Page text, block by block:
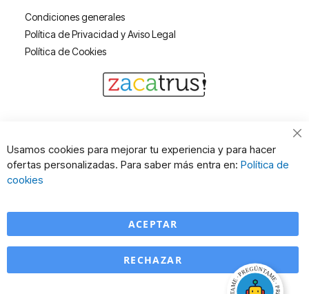
Condiciones generales
Política de Privacidad y Aviso Legal
Política de Cookies
Usamos cookies para mejorar tu experiencia y para hacer
ofertas personalizadas. Para saber más entra en: Política de
cookies
ACEPTAR
RECHAZAR